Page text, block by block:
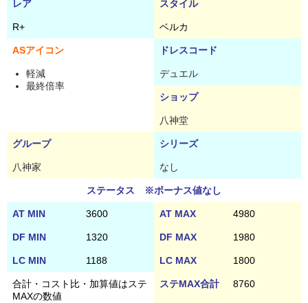
レア スタイル
R+ ベルカ
ASアイコン ドレスコード
軽減
最終倍率
デュエル
ショップ
八神堂
グループ シリーズ
八神家 なし
ステータス ※ボーナス値なし
AT MIN 3600 AT MAX 4980
DF MIN 1320 DF MAX 1980
LC MIN 1188 LC MAX 1800
合計・コスト比・加算値はステ
MAXの数値
ステMAX合計 8760